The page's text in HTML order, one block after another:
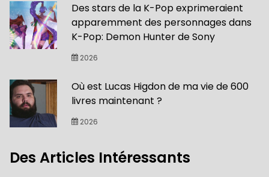
Des stars de la K-Pop exprimeraient
apparemment des personnages dans
K-Pop: Demon Hunter de Sony
2026
Où est Lucas Higdon de ma vie de 600
livres maintenant ?
2026
Des Articles Intéressants